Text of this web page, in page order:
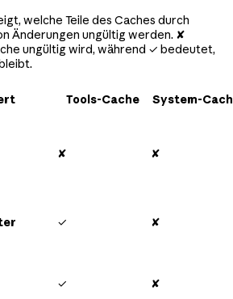
welche Teile des Caches durch
Änderungen ungültig werden. ✘
ungültig wird, während ✓ bedeutet,
Tools-Cache System-
✘ ✘
✓ ✘
✓ ✘